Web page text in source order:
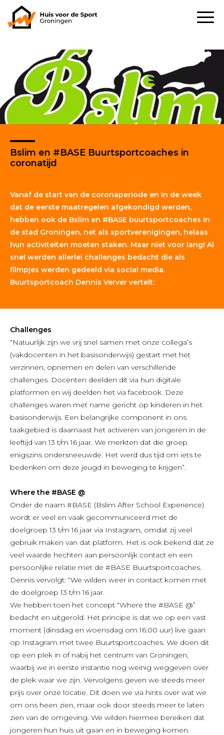
Bslim en #BASE Buurtsportcoaches in
coronatijd
Vanaf de start van de coronaperiode en in de week
dat de eerste maatregelen afgekondigd werden,
hebben ook de Bslim en #BASE buurtsportcoaches in
de stad Groningen, net als sportverenigingen, helaas
hun activiteiten moeten staken. Maar niet voor lang! Al
snel werden allerlei challenges bedacht die als
filmpjes werden gedeeld via social media.
Buurtsportcoach Dennis Verver vertelt:
Challenges
“Natuurlijk zijn we vrij snel samen met onze collega’s
(vakdocenten in het basisonderwijs) gestart met het
verzinnen, opnemen en delen van verschillende
challenges. Docenten deelden dit via hun digitale
platformen en wij deelden het via facebook. Deze
challenges waren met name gericht op kinderen in het
basisonderwijs. Een belangrijke component in ons
taakgebied is daarnaast het activeren van jongeren in de
leeftijd van 13 t/m 16 jaar. We merkten dat die groep
enigszins ondersneeuwde. Het werd dus tijd om iets te
bedenken om deze jeugd in beweging te krijgen”.
Where the #BASE @
Onder de naam #BASE (Bslim After School Experience)
wordt er veel en vaak gecommuniceerd met de
doelgroep 13 t/m 16 jaar via Instagram, omdat zij veel
gebruik maken van dat platform. Het is ook bekend dat ze
veel waarde hechten aan persoonlijk contact en een
persoonlijke relatie met de #BASE Buurtsportcoaches.
Dennis vervolgt: “We wilden weer in contact komen met
de doelgroep 13 t/m 16 jaar.
We hebben toen het concept “Where the #BASE @”
bedacht en uitgerold. Het principe is dat we op een vast
moment (dinsdag en woensdag om 16:00 uur) live gaan
op Instagram met twee Buurtsportcoaches. We doen dit
op een plek in of nabij het centrum van Groningen,
waarbij we in eerste instantie nog weinig weggeven over
de plek waar we zijn. Vervolgens geven we steeds meer
prijs over onze locatie. Dit doen we via hints over wat we
om ons heen zien, maar ook door steeds meer te laten
zien van de omgeving. We wilden hiermee bereiken dat
jongeren hun huis uit gaan en in beweging komen.